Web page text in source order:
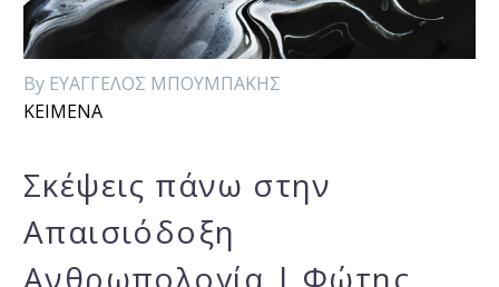
By ΕΥΑΓΓΕΛΟΣ ΜΠΟΥΜΠΑΚΗΣ
ΚΕΙΜΕΝΑ
Σκέψεις πάνω στην
Απαισιόδοξη
Ανθρωπολογία | Φώτης